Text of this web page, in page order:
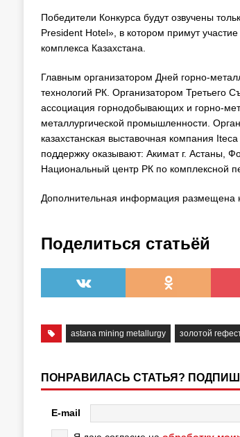
Победители Конкурса будут озвучены
President Hotel», в котором примут
комплекса Казахстана.
Главным организатором Дней горно-
технологий РК. Организатором Третьего
ассоциация горнодобывающих и горно-
металлургической промышленности.
казахстанская выставочная компания
поддержку оказывают: Акимат г. Астаны,
Национальный центр РК по комплексной
Дополнительная информация размещена
Поделиться статьёй
astana mining metallurgy золотой
ПОНРАВИЛАСЬ СТАТЬЯ?
E-mail